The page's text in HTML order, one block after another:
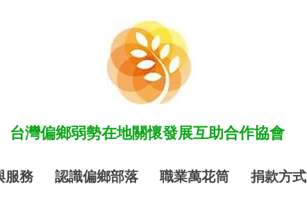
​台灣偏鄉弱勢在地關懷發展互助合作協會
服務 認識偏鄉部落 職業萬花筒 捐款方式